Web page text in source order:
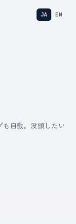
JA EN
自動。没頭したい